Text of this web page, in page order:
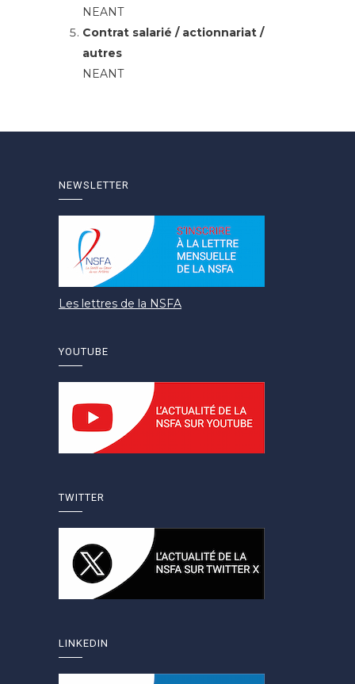
NEANT
Contrat salarié / actionnariat /
autres
NEANT
NEWSLETTER
Les lettres de la NSFA
YOUTUBE
TWITTER
LINKEDIN